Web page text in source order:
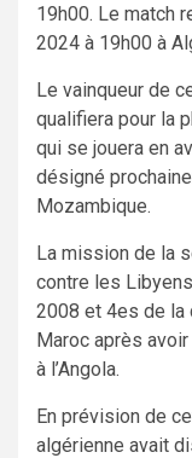
19h00. Le match
2024 à 19h00 à
Le vainqueur de
qualifiera pour la
qui se jouera en
désigné
Mozambique.
La mission de la
contre les
2008 et 4es de la
Maroc après
à l’Angola.
En prévision de
algérienne avait